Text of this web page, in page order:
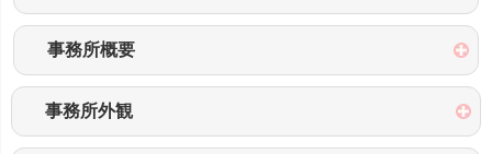
事務所概要
事務所外観